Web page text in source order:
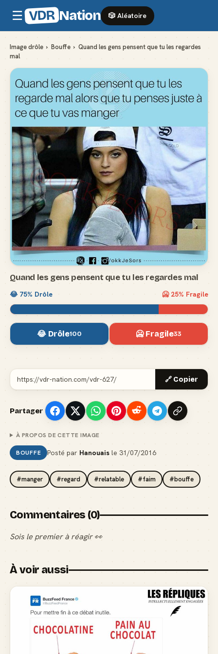
☰ VDR Nation 🎲 Aléatoire
Image drôle › Bouffe › Quand les gens pensent que tu les regardes
mal
Quand les gens pensent que tu les regardes mal
😂 75% Drôle 🥶 25% Fragile
😂 Drôle100 🥶 Fragile33
🔗 Copier
Partager
À PROPOS DE CETTE IMAGE
BOUFFE Posté par Hanouais le 31/07/2016
#manger #regard #relatable #faim #bouffe
Commentaires (0)
Sois le premier à réagir 👀
À voir aussi